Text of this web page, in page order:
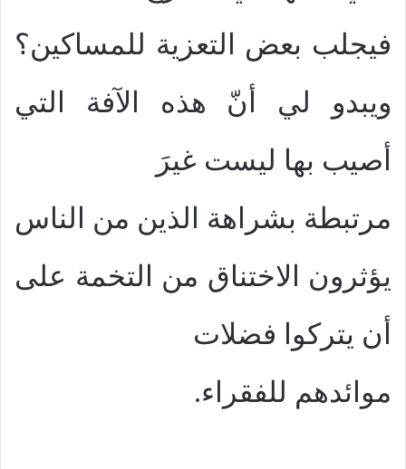
فيجلب بعض التعزية للمساكين؟
ويبدو لي أنّ هذه الآفة التي
أصيب بها ليست غيرَ
مرتبطة بشراهة الذين من الناس
يؤثرون الاختناق من التخمة على
أن يتركوا فضلات
موائدهم للفقراء.